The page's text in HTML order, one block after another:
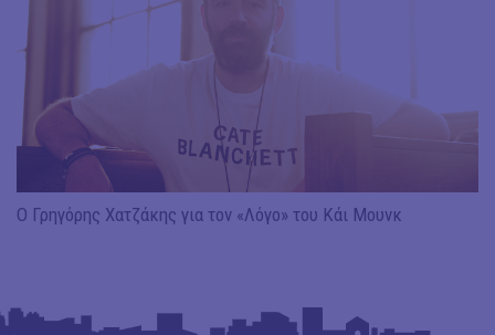
Ο Γρηγόρης Χατζάκης για τον «Λόγο» του Κάι Μουνκ